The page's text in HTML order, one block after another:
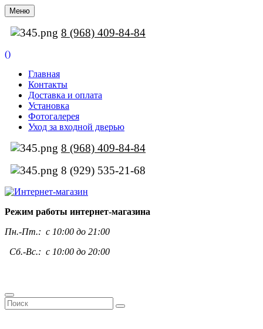
Меню
8 (968) 409-84-84
()
Главная
Контакты
Доставка и оплата
Установка
Фотогалерея
Уход за входной дверью
8 (968) 409-84-84
8 (929) 535-21-68
Режим работы интернет-магазина
Пн.-Пт.: с 10:00 до 21:00
Сб.-Вс.: с 10:00 до 20:00